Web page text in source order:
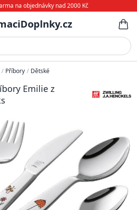
na objednávky nad 2000 Kč
/ Příbory / Dětské
Emilie z